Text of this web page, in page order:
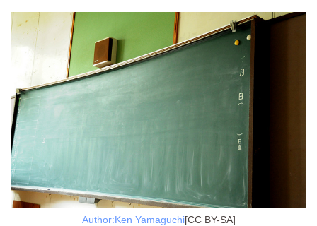
Author:Ken Yamaguchi[CC BY-SA]